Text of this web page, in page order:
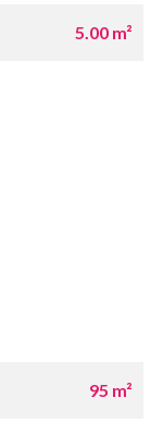
5.00 m²
95 m²